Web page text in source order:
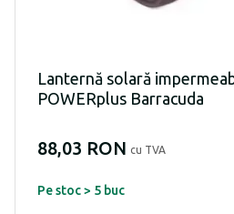
Lanternă solară
POWERplus Barracuda
88,03 RON cu TVA
Pe stoc > 5 buc